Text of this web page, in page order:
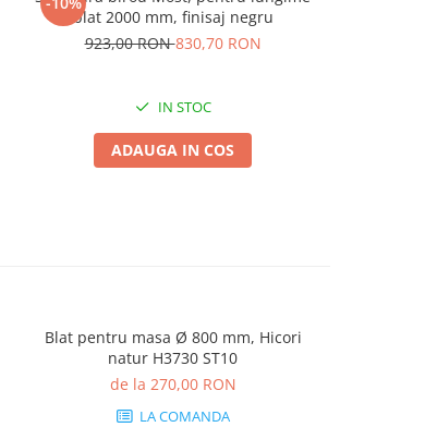
blat 2000 mm, finisaj negru
923,00 RON830,70 RON
IN STOC
ADAUGA IN COS
Blat pentru masa Ø 800 mm, Hicori
natur H3730 ST10
de la 270,00 RON
LA COMANDA